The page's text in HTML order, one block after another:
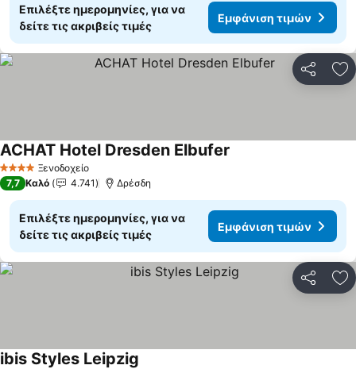
Επιλέξτε ημερομηνίες, για να
δείτε τις ακριβείς τιμές
Εμφάνιση τιμών
4 ΑστέριαΞενοδοχείο
ACHAT Hotel Dresden Elbufer
7,7 Καλό 4.741 Δρέσδη
Επιλέξτε ημερομηνίες, για να
δείτε τις ακριβείς τιμές
Εμφάνιση τιμών
ibis Styles Leipzig